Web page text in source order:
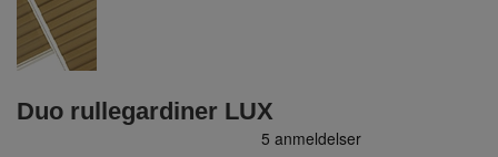
Duo rullegardiner LUX